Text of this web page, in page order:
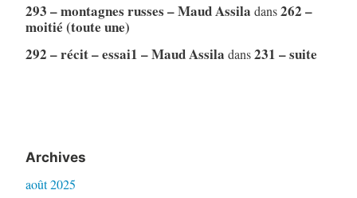
293 – montagnes russes – Maud Assila dans262 –
moitié (toute une)
292 – récit – essai1 – Maud Assila dans231 – suite
Archives
août 2025